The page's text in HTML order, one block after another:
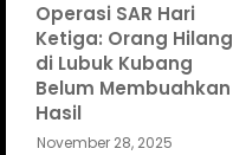
Operasi SAR Hari
Ketiga: Orang Hilang
di Lubuk Kubang
Belum Membuahkan
Hasil
November 28, 2025